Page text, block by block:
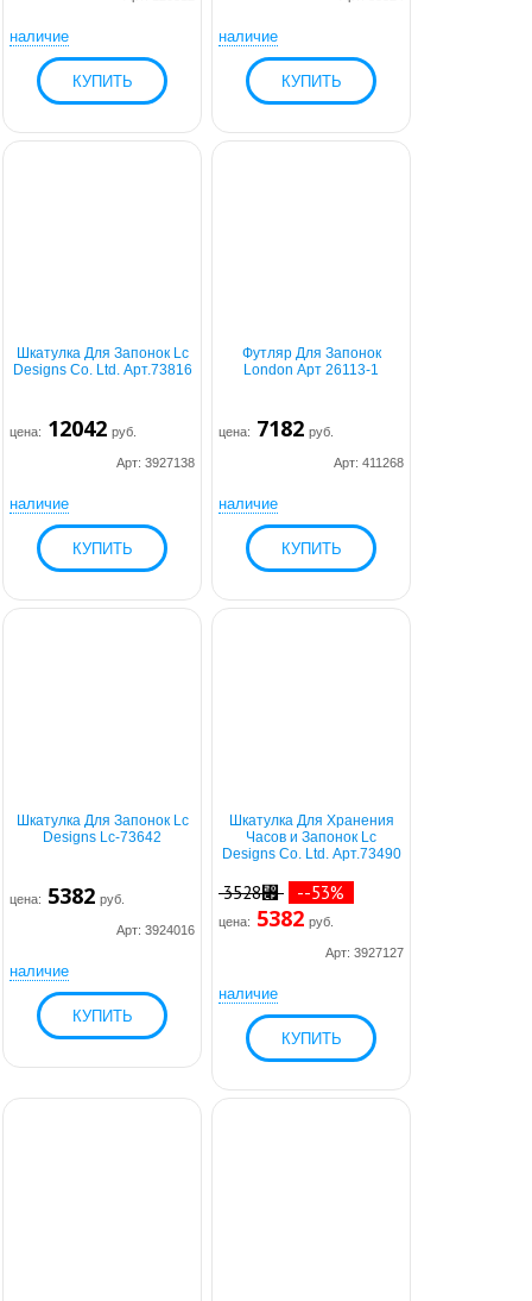
наличие наличие
Шкатулка Для Запонок Lc
Designs Co. Ltd. Арт.73816
цена: 12042 руб.
Арт: 3927138
наличие
Футляр Для Запонок
London Арт 26113-1
цена: 7182 руб.
Арт: 411268
наличие
Шкатулка Для Запонок Lc
Designs Lc-73642
цена: 5382 руб.
Арт: 3924016
наличие
Шкатулка Для Хранения
Часов и Запонок Lc
Designs Co. Ltd. Арт.73490
3528⃏ --53%
цена: 5382 руб.
Арт: 3927127
наличие